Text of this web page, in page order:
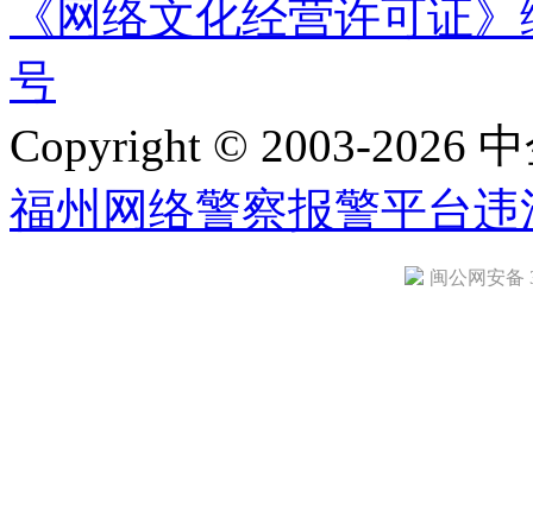
《网络文化经营许可证
号
Copyright © 2003-2026
福州网络警察报警平台违
闽公网安备